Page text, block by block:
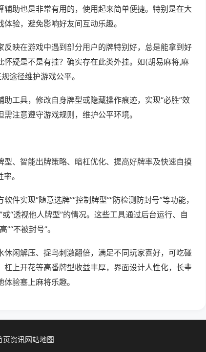
助也是非常有用的，使用起来简单便捷。特别是在大
验，避免影响好友间互动乐趣。
映在游戏中遇到部分用户的牌特别好，总是能拿到好
疑是不是有挂？确实存在此类外挂。如(胡易麻将,麻
途径维护游戏公平。
工具，修改自身牌型或隐藏操作痕迹，实现“必胜”效
注意遵守游戏规则，维护公平环境。
、智能出牌策略、暗杠优化、提高好牌率及快速自摸
。
件实现“随意选牌”“控制牌型”“防检测防封号”等功能，
“透视他人牌型”的情况。这些工具通过后台运行、自
不被封号”。
闲解压、捉鸟刺激翻倍，满足不同玩家喜好，可吃碰
上开花等高番牌型收益丰厚，界面设计人性化，长辈
验塞上麻将乐趣。
页资讯网站地图